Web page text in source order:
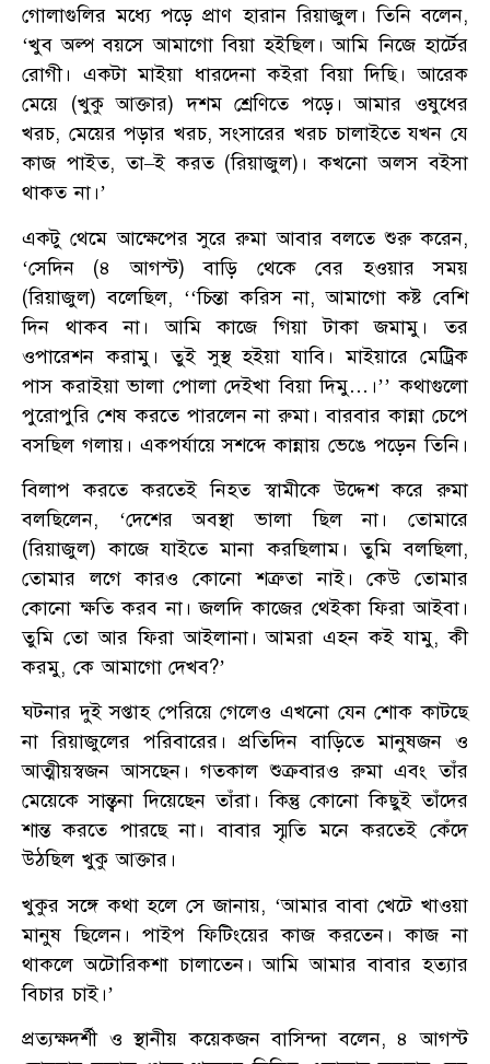
গোলাগুলির মধ্যে পড়ে প্রাণ হারান রিয়াজুল। তিনি বলেন,
‘খুব অল্প বয়সে আমাগো বিয়া হইছিল। আমি নিজে হার্টের
রোগী। একটা মাইয়া ধারদেনা কইরা বিয়া দিছি। আরেক
মেয়ে (খুকু আক্তার) দশম শ্রেণিতে পড়ে। আমার ওষুধের
খরচ, মেয়ের পড়ার খরচ, সংসারের খরচ চালাইতে যখন যে
কাজ পাইত, তা–ই করত (রিয়াজুল)। কখনো অলস বইসা
থাকত না।’
একটু থেমে আক্ষেপের সুরে রুমা আবার বলতে শুরু করেন,
‘সেদিন (৪ আগস্ট) বাড়ি থেকে বের হওয়ার সময়
(রিয়াজুল) বলেছিল, ‘‘চিন্তা করিস না, আমাগো কষ্ট বেশি
দিন থাকব না। আমি কাজে গিয়া টাকা জমামু। তর
ওপারেশন করামু। তুই সুস্থ হইয়া যাবি। মাইয়ারে মেট্রিক
পাস করাইয়া ভালা পোলা দেইখা বিয়া দিমু…।’’ কথাগুলো
পুরোপুরি শেষ করতে পারলেন না রুমা। বারবার কান্না চেপে
বসছিল গলায়। একপর্যায়ে সশব্দে কান্নায় ভেঙে পড়েন তিনি।
বিলাপ করতে করতেই নিহত স্বামীকে উদ্দেশ করে রুমা
বলছিলেন, ‘দেশের অবস্থা ভালা ছিল না। তোমারে
(রিয়াজুল) কাজে যাইতে মানা করছিলাম। তুমি বলছিলা,
তোমার লগে কারও কোনো শত্রুতা নাই। কেউ তোমার
কোনো ক্ষতি করব না। জলদি কাজের থেইকা ফিরা আইবা।
তুমি তো আর ফিরা আইলানা। আমরা এহন কই যামু, কী
করমু, কে আমাগো দেখব?’
ঘটনার দুই সপ্তাহ পেরিয়ে গেলেও এখনো যেন শোক কাটছে
না রিয়াজুলের পরিবারের। প্রতিদিন বাড়িতে মানুষজন ও
আত্মীয়স্বজন আসছেন। গতকাল শুক্রবারও রুমা এবং তাঁর
মেয়েকে সান্ত্বনা দিয়েছেন তাঁরা। কিন্তু কোনো কিছুই তাঁদের
শান্ত করতে পারছে না। বাবার স্মৃতি মনে করতেই কেঁদে
উঠছিল খুকু আক্তার।
খুকুর সঙ্গে কথা হলে সে জানায়, ‘আমার বাবা খেটে খাওয়া
মানুষ ছিলেন। পাইপ ফিটিংয়ের কাজ করতেন। কাজ না
থাকলে অটোরিকশা চালাতেন। আমি আমার বাবার হত্যার
বিচার চাই।’
প্রত্যক্ষদর্শী ও স্থানীয় কয়েকজন বাসিন্দা বলেন, ৪ আগস্ট